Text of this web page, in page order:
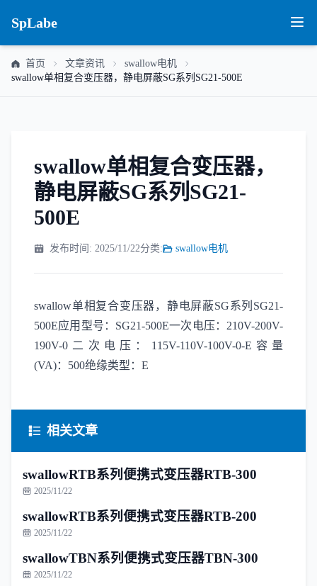
SpLabe
首页 文章资讯
swallow电机
swallow单相复合变压器，静电屏蔽SG系列SG21-500E
swallow单相复合变压器，
静电屏蔽SG系列SG21-
500E
发布时间: 2025/11/22分类: swallow电机
swallow单相复合变压器，静电屏蔽SG系列SG21-
500E应用型号：SG21-500E一次电压：210V-200V-
190V-0二次电压：115V-110V-100V-0-E容量
(VA)：500绝缘类型：E
相关文章
swallowRTB系列便携式变压器RTB-300
2025/11/22
swallowRTB系列便携式变压器RTB-200
2025/11/22
swallowTBN系列便携式变压器TBN-300
2025/11/22